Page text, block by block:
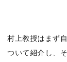
村上教授はまず
ついて紹介し、